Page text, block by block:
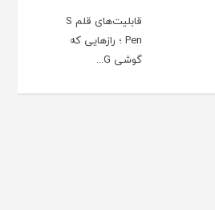
قابلیت‌های قلم S
Pen ؛ رازهایی که
گوشی G...